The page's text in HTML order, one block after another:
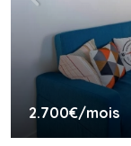
2.700€/mois